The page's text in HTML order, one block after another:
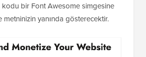
kodu bir Font Awesome simgesine
yanında gösterecektir.